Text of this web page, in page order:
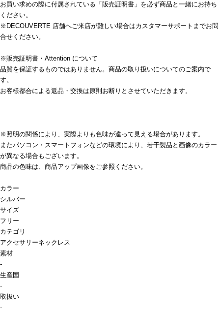
お買い求めの際に付属されている「販売証明書」を必ず商品と一緒にお持ち
ください。
※DECOUVERTE 店舗へご来店が難しい場合はカスタマーサポートまでお問
合せください。
※販売証明書・Attention について
品質を保証するものではありません。商品の取り扱いについてのご案内で
す。
お客様都合による返品・交換は原則お断りとさせていただきます。
※照明の関係により、実際よりも色味が違って見える場合があります。
またパソコン・スマートフォンなどの環境により、若干製品と画像のカラー
が異なる場合もございます。
商品の色味は、商品アップ画像をご参照ください。
カラー
シルバー
サイズ
フリー
カテゴリ
アクセサリーネックレス
素材
-
生産国
-
取扱い
-